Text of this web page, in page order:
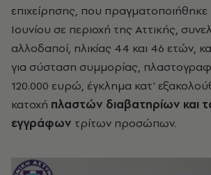
επιχείρησης, που πραγματοποιήθηκε
Ιουνίου σε περιοχή της Αττικής,
αλλοδαποί, ηλικίας 44 και 46 ετών,
για σύσταση συμμορίας,
120.000 ευρώ, έγκλημα κατ'
κατοχή πλαστών διαβατηρίων και
εγγράφων τρίτων προσώπων.